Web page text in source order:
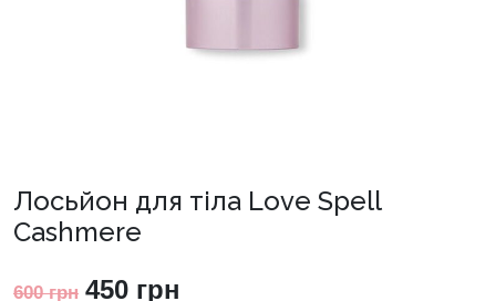
Лосьйон для тіла Love Spell
Cashmere
600грн Оригінальна
450 грн